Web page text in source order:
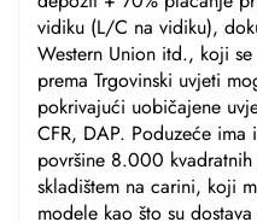
vidiku (L/C na vidiku),
Western Union itd., koji
prema Trgovinski uvjeti
pokrivajući uobičajene
CFR, DAP. Poduzeće ima
površine 8.000 kvadratnih
skladištem na carini, koji
modele kao što su dostava